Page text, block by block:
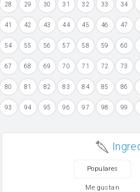
28 29 30 31 32 33 34
41 42 43 44 45 46 47
54 55 56 57 58 59 60
67 68 69 70 71 72 73
80 81 82 83 84 85 86
93 94 95 96 97 98 99
Populares
Me gustan